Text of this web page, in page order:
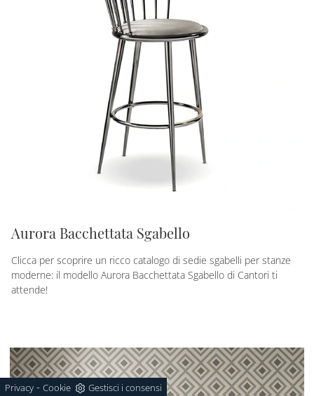
Aurora Bacchettata Sgabello
Clicca per scoprire un ricco catalogo di sedie sgabelli per stanze
moderne: il modello Aurora Bacchettata Sgabello di Cantori ti
attende!
Privacy - Cookie Gestisci i consensi